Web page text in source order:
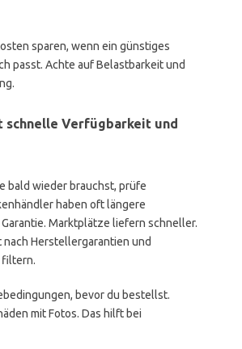
sparen, wenn ein günstiges
passt. Achte auf Belastbarkeit und
schnelle Verfügbarkeit und
bald wieder brauchst, prüfe
haben oft längere
Marktplätze liefern schneller.
Herstellergarantien und
filtern.
bevor du bestellst.
mit Fotos. Das hilft bei